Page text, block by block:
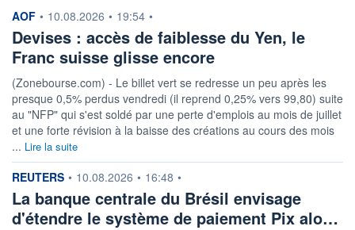
07h24
OUVERTURE
0,0456
CLÔTURE VEILLE
0,0456
+ HAUT
0,0460
+ BAS
COTATION SPÉCIFIQUE
21,9902 +0,21%
information fournie par
AOF • 10.08.2026 • 19:54 •
Devises : accès de faiblesse du Yen, le
Franc suisse glisse encore
(Zonebourse.com) - Le billet vert se redresse un peu après les
presque 0,5% perdus vendredi (il reprend 0,25% vers 99,80) suite
au "NFP" qui s'est soldé par une perte d'emplois au mois de juillet
et une forte révision à la baisse des créations au cours des mois
... Lire la suite
information fournie par
REUTERS • 10.08.2026 • 16:48 •
La banque centrale du Brésil envisage
d'étendre le système de paiement Pix alo…